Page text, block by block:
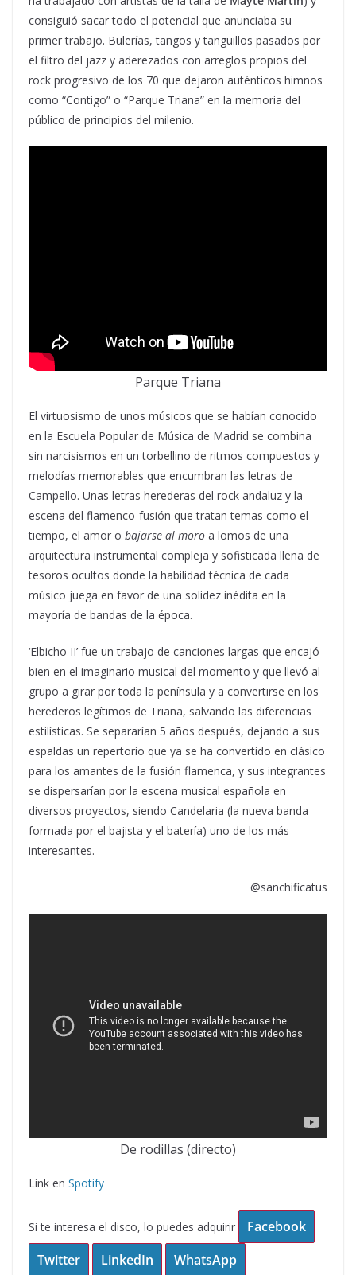
consiguió sacar todo el potencial que anunciaba su
primer trabajo. Bulerías, tangos y tanguillos pasados por
el filtro del jazz y aderezados con arreglos propios del
rock progresivo de los 70 que dejaron auténticos himnos
como “Contigo” o “Parque Triana” en la memoria del
público de principios del milenio.
Parque Triana
El virtuosismo de unos músicos que se habían conocido
en la Escuela Popular de Música de Madrid se combina
sin narcisismos en un torbellino de ritmos compuestos y
melodías memorables que encumbran las letras de
Campello. Unas letras herederas del rock andaluz y la
escena del flamenco-fusión que tratan temas como el
tiempo, el amor o bajarse al moro a lomos de una
arquitectura instrumental compleja y sofisticada llena de
tesoros ocultos donde la habilidad técnica de cada
músico juega en favor de una solidez inédita en la
mayoría de bandas de la época.
‘Elbicho II’ fue un trabajo de canciones largas que encajó
bien en el imaginario musical del momento y que llevó al
grupo a girar por toda la península y a convertirse en los
herederos legítimos de Triana, salvando las diferencias
estilísticas. Se separarían 5 años después, dejando a sus
espaldas un repertorio que ya se ha convertido en clásico
para los amantes de la fusión flamenca, y sus integrantes
se dispersarían por la escena musical española en
diversos proyectos, siendo Candelaria (la nueva banda
formada por el bajista y el batería) uno de los más
interesantes.
@sanchificatus
De rodillas (directo)
Link en Spotify
Si te interesa el disco, lo puedes adquirir
Facebook
Twitter
LinkedIn WhatsApp